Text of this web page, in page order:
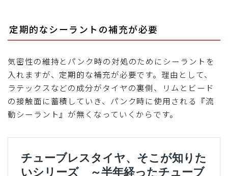
定期的なシーラントの補充が必要
気密性の維持とパンク時の対処のためにシーラントを
入れますが、定期的な補充が必要です。理由として、
ラテックスなどの成分がタイヤの裏側、リムとビード
の接触面に蓄積していき、パンク時に使用される『流
動シーラント』が無くなっていくからです。